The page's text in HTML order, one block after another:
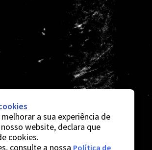
a sua experiência de
website, declara que
cookies.
consulte a nossa Política de